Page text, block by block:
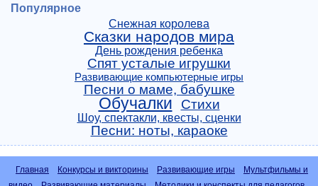
Популярное
Снежная королева
Сказки народов мира
День рождения ребенка
Спят усталые игрушки
Развивающие компьютерные игры
Песни о маме, бабушке
Обучалки Стихи
Шоу, спектакли, квесты, сценки
Песни: ноты, караоке
Главная Конкурсы и викторины Развивающие игры
Мультфильмы и